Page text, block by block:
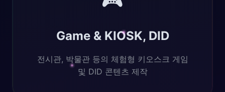
Game & KIOSK, DID
전시관, 박물관 등의 체험형 키오스크 게임
및 DID 콘텐츠 제작